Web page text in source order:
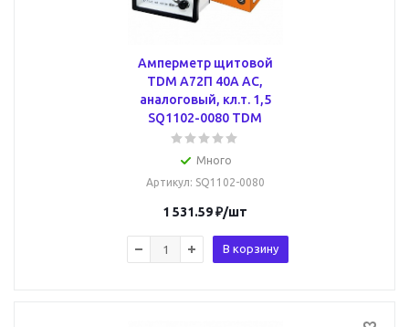
Амперметр щитовой
TDM А72П 40А AC,
аналоговый, кл.т. 1,5
SQ1102-0080 TDM
Много
Артикул: SQ1102-0080
1 531.59₽/шт
В корзину